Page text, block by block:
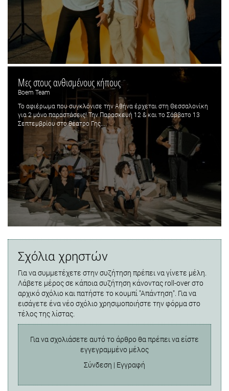
Μες στους ανθισμένους κήπους
Boem Team
Το αφιέρωμα που συγκλόνισε την Αθήνα έρχεται στη Θεσσαλονίκη
για 2 μόνο παραστάσεις! Την Παρασκευή 12 & και το Σάββατο 13
Σεπτεμβρίου στο θέατρο Γης....
Σχόλια χρηστών
Για να συμμετέχετε στην συζήτηση πρέπει να γίνετε μέλη.
Λάβετε μέρος σε κάποια συζήτηση κάνοντας roll-over στο
αρχικό σχόλιο και πατήστε το κουμπί "Απάντηση". Για να
εισάγετε ένα νέο σχόλιο χρησιμοποιήστε την φόρμα στο
τέλος της λίστας.
Για να σχολιάσετε αυτό το άρθρο θα πρέπει να είστε
εγγεγραμμένο μέλος
Σύνδεση | Εγγραφή